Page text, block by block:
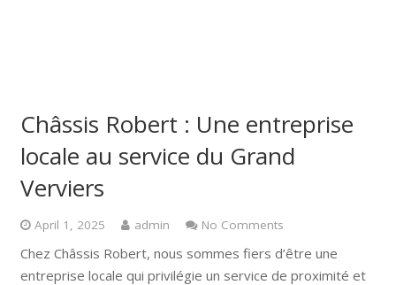
Châssis Robert : Une entreprise
locale au service du Grand
Verviers
April 1, 2025 admin No Comments
Chez Châssis Robert, nous sommes fiers d’être une
entreprise locale qui privilégie un service de proximité et